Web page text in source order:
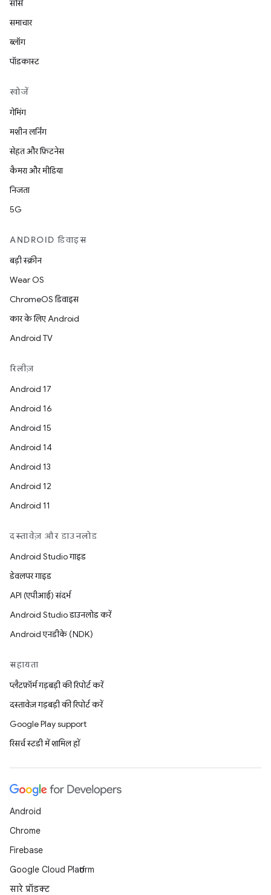
सोर्स
समाचार
ब्लॉग
पॉडकास्ट
खोजें
गेमिंग
मशीन लर्निंग
सेहत और फ़िटनेस
कैमरा और मीडिया
निजता
5G
ANDROID डिवाइस
बड़ी स्क्रीन
Wear OS
ChromeOS डिवाइस
कार के लिए Android
Android TV
रिलीज़
Android 17
Android 16
Android 15
Android 14
Android 13
Android 12
Android 11
दस्तावेज़ और डाउनलोड
Android Studio गाइड
डेवलपर गाइड
API (एपीआई) संदर्भ
Android Studio डाउनलोड करें
Android एनडीके (NDK)
सहायता
प्लैटफ़ॉर्म गड़बड़ी की रिपोर्ट करें
दस्तावेज़ गड़बड़ी की रिपोर्ट करें
Google Play support
रिसर्च स्टडी में शामिल हों
Android
Chrome
Firebase
Google Cloud Platform
सारे प्रॉडक्ट